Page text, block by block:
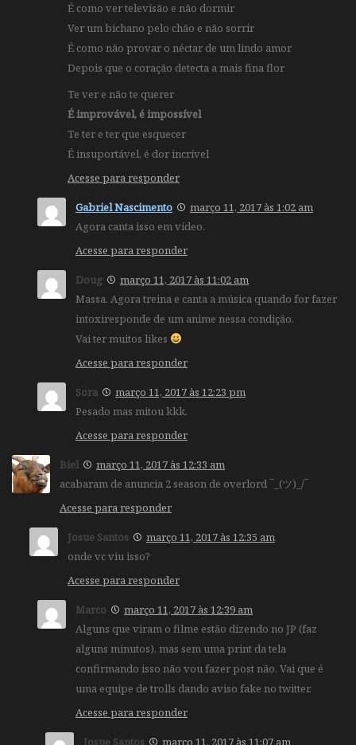
É como ver televisão e não dormir
Ver um bichano pelo chão e não sorrir
É como não provar o néctar de um lindo amor
Depois que o coração detecta a mais fina flor
Te ver e não te querer
É improvável, é impossível
Te ter e ter que esquecer
É insuportável, é dor incrível
Acesse para responder
Gabriel Nascimento
março 11, 2017 às 1:02 am
Agora canta isso em vídeo.
Acesse para responder
Doug
março 11, 2017 às 11:02 am
Massa. Agora treina e canta a música quando for fazer
intoxiresponde de um anime nessa condição.
Vai ter muitos likes
Acesse para responder
Sora
março 11, 2017 às 12:23 pm
Pesado mas mitou kkk.
Acesse para responder
Biel
março 11, 2017 às 12:33 am
acabaram de anuncia 2 season de overlord ¯_(ツ)_/¯
Acesse para responder
Josue Santos
março 11, 2017 às 12:35 am
onde vc viu isso?
Acesse para responder
Marco
março 11, 2017 às 12:39 am
Alguns que viram o filme estão dizendo no JP (faz
alguns minutos), mas sem uma print da tela
confirmando isso não vou fazer post não. Vai que é
uma equipe de trolls dando aviso fake no twitter.
Acesse para responder
Josue Santos
março 11, 2017 às 11:07 am